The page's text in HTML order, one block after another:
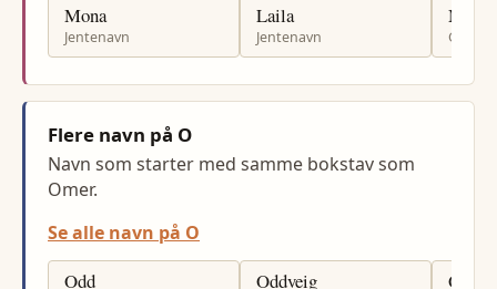
Mona
Jentenavn
Laila
Jentenavn
Flere navn på O
Navn som starter med samme bokstav som
Omer.
Se alle navn på O
Odd Oddveig Olena